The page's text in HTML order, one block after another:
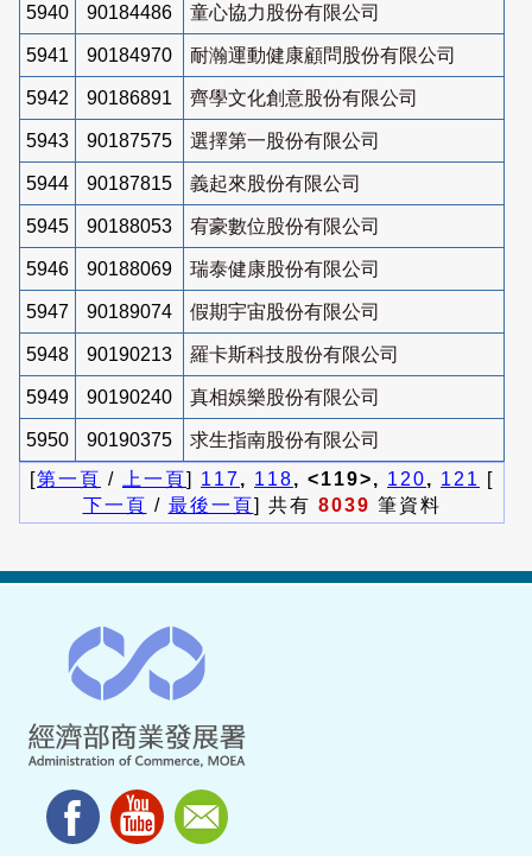
5940 90184486 童心協力股份有限公司
5941 90184970 耐瀚運動健康顧問股份有限公司
5942 90186891 齊學文化創意股份有限公司
5943 90187575 選擇第一股份有限公司
5944 90187815 義起來股份有限公司
5945 90188053 宥豪數位股份有限公司
5946 90188069 瑞泰健康股份有限公司
5947 90189074 假期宇宙股份有限公司
5948 90190213 羅卡斯科技股份有限公司
5949 90190240 真相娛樂股份有限公司
5950 90190375
求生指南股份有限公司
[第一頁 / 上一頁] 117, 118, <119>, 120, 121
[
下一頁 / 最後一頁] 共有 8039 筆資料